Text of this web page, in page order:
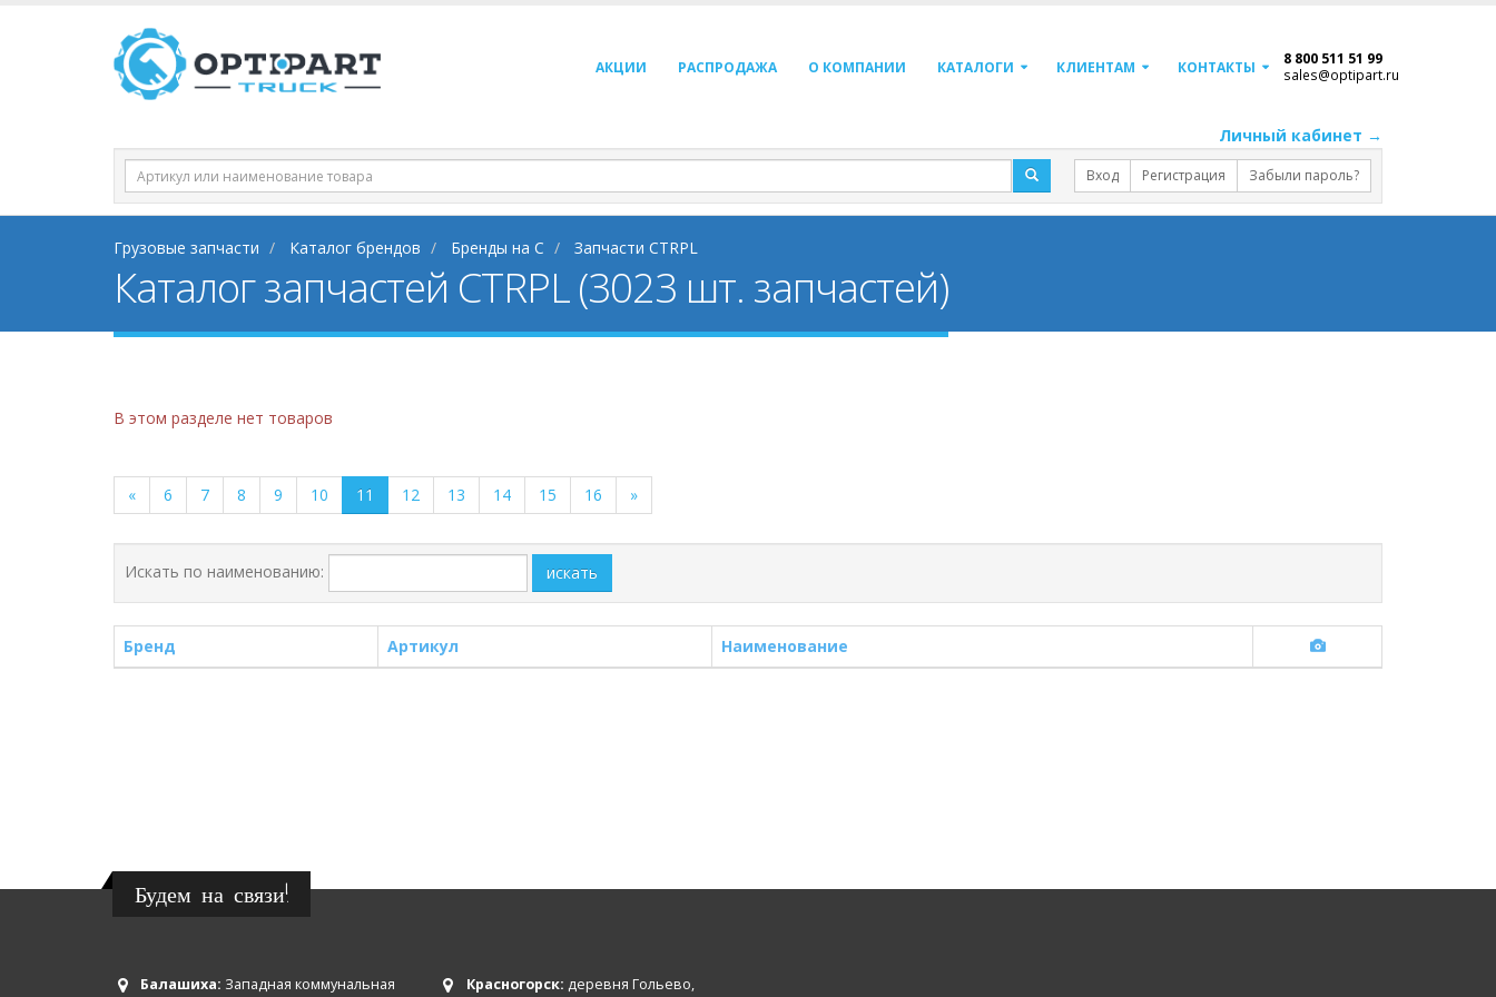
АКЦИИ РАСПРОДАЖА О КОМПАНИИ КАТАЛОГИ КЛИЕНТАМ КОНТАКТЫ 8 800 511 51 99
sales@optipart.ru
Личный кабинет →
Вход Регистрация Забыли пароль?
Грузовые запчасти Каталог брендов Бренды на C Запчасти CTRPL
Каталог запчастей CTRPL (3023 шт. запчастей)
В этом разделе нет товаров
« 6 7 8 9 10 11 12 13 14 15 16 »
Искать по наименованию: искать
Бренд Артикул Наименование
Будем на связи!
Балашиха: Западная коммунальная Красногорск: деревня Гольево,